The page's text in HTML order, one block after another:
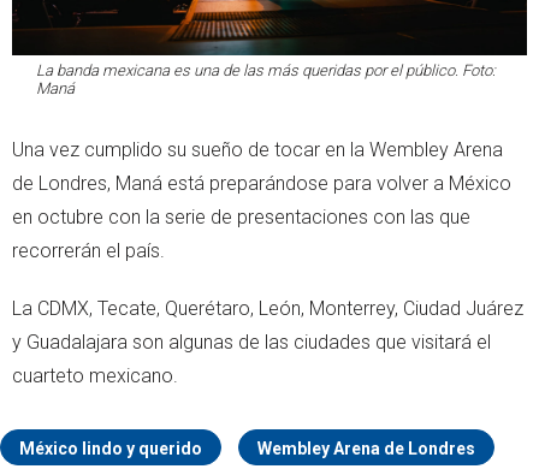
La banda mexicana es una de las más queridas por el público. Foto:
Maná
Una vez cumplido su sueño de tocar en la Wembley Arena
de Londres, Maná está preparándose para volver a México
en octubre con la serie de presentaciones con las que
recorrerán el país.
La CDMX, Tecate, Querétaro, León, Monterrey, Ciudad Juárez
y Guadalajara son algunas de las ciudades que visitará el
cuarteto mexicano.
México lindo y querido Wembley Arena de Londres